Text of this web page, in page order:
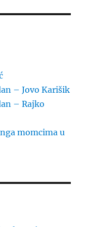
– Jovo Karišik
– Rajko
momcima u